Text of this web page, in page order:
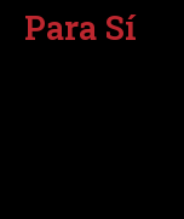
Para Sí